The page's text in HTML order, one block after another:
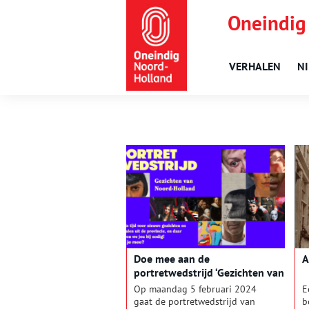
VERHALEN
Doe mee aan de
portretwedstrijd ‘Gezichten van
Noord-Holland’!
Op maandag 5 februari 2024
gaat de portretwedstrijd van